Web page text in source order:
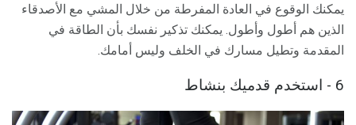
يمكنك الوقوع في العادة المفرطة من خلال المشي مع الأصدقاء
الذين هم أطول وأطول. يمكنك تذكير نفسك بأن الطاقة في
المقدمة وتطيل مسارك في الخلف وليس أمامك.
6 - استخدم قدميك بنشاط